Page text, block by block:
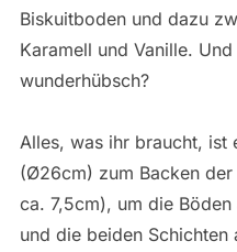
Biskuitboden und dazu
Karamell und Vanille.
wunderhübsch?
Alles, was ihr braucht, ist
(Ø26cm) zum Backen
ca. 7,5cm), um die
und die beiden Schichten